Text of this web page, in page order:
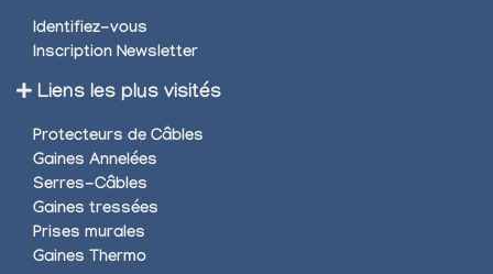
Identifiez-vous
Inscription Newsletter
Liens les plus visités
Protecteurs de Câbles
Gaines Annelées
Serres-Câbles
Gaines tressées
Prises murales
Gaines Thermo